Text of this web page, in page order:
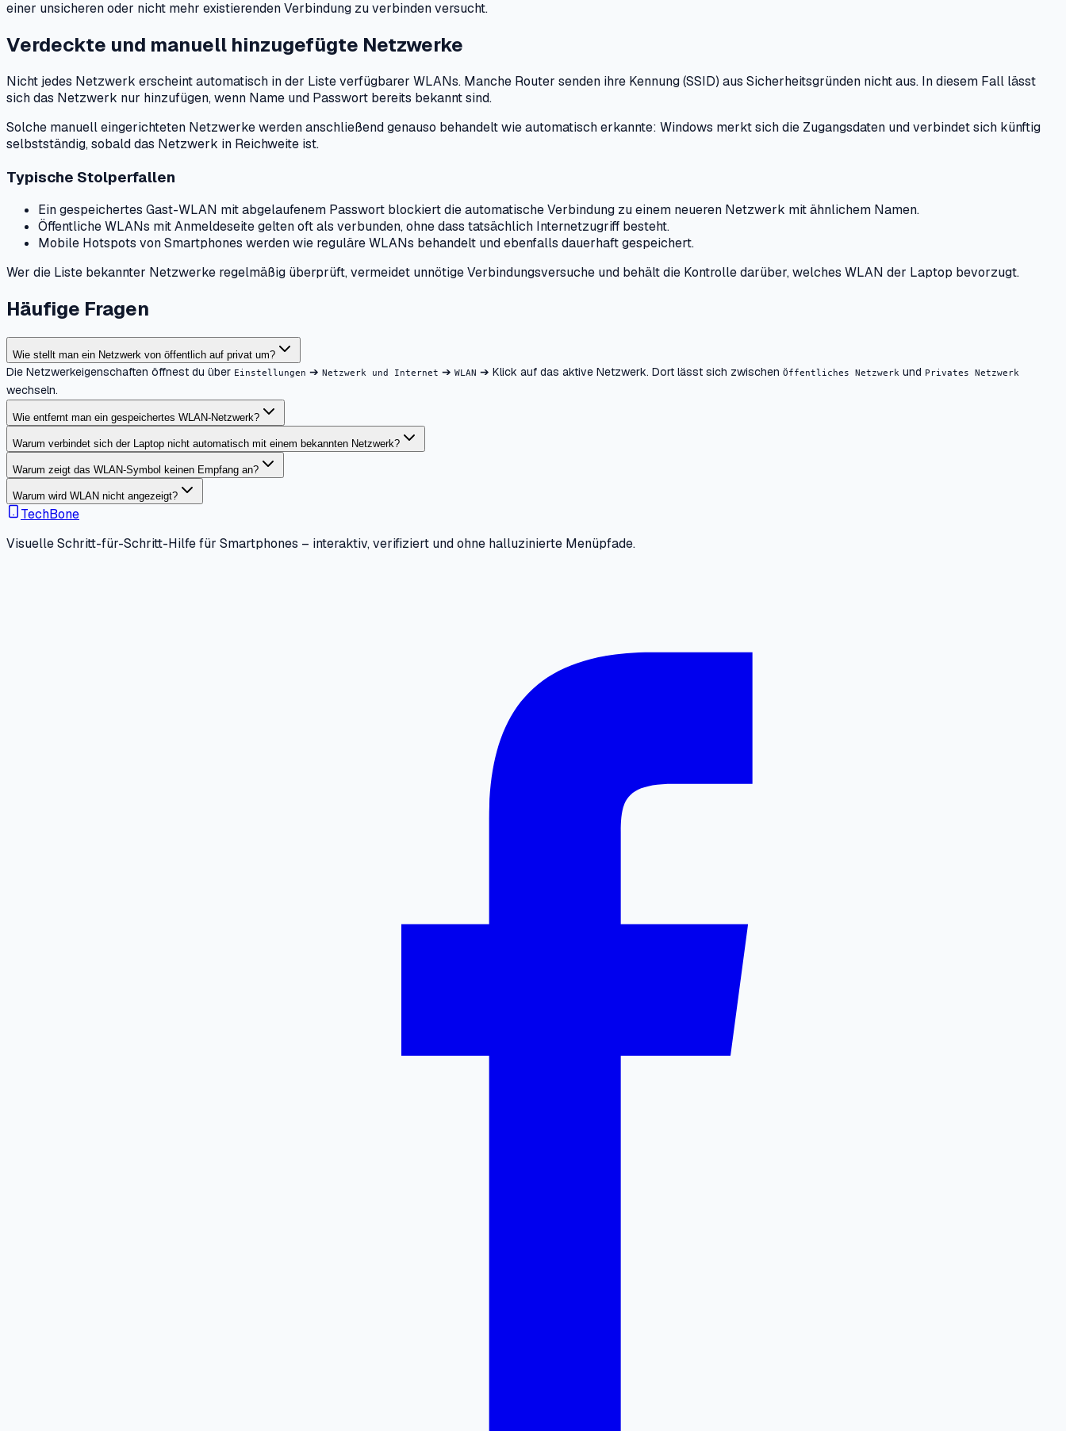
einer unsicheren oder nicht mehr existierenden Verbindung zu verbinden versucht.
Verdeckte und manuell hinzugefügte Netzwerke
Nicht jedes Netzwerk erscheint automatisch in der Liste verfügbarer WLANs. Manche Router senden ihre Kennung (SSID) aus Sicherheitsgründen nicht aus. In diesem Fall lässt
sich das Netzwerk nur hinzufügen, wenn Name und Passwort bereits bekannt sind.
Solche manuell eingerichteten Netzwerke werden anschließend genauso behandelt wie automatisch erkannte: Windows merkt sich die Zugangsdaten und verbindet sich künftig
selbstständig, sobald das Netzwerk in Reichweite ist.
Typische Stolperfallen
Ein gespeichertes Gast-WLAN mit abgelaufenem Passwort blockiert die automatische Verbindung zu einem neueren Netzwerk mit ähnlichem Namen.
Öffentliche WLANs mit Anmeldeseite gelten oft als verbunden, ohne dass tatsächlich Internetzugriff besteht.
Mobile Hotspots von Smartphones werden wie reguläre WLANs behandelt und ebenfalls dauerhaft gespeichert.
Wer die Liste bekannter Netzwerke regelmäßig überprüft, vermeidet unnötige Verbindungsversuche und behält die Kontrolle darüber, welches WLAN der Laptop bevorzugt.
Häufige Fragen
Wie stellt man ein Netzwerk von öffentlich auf privat um?
Die Netzwerkeigenschaften öffnest du über Einstellungen ➔ Netzwerk und Internet ➔ WLAN ➔ Klick auf das aktive Netzwerk. Dort lässt sich zwischen Öffentliches Netzwerk und Privates Netzwerk
wechseln.
Wie entfernt man ein gespeichertes WLAN-Netzwerk?
Warum verbindet sich der Laptop nicht automatisch mit einem bekannten Netzwerk?
Warum zeigt das WLAN-Symbol keinen Empfang an?
Warum wird WLAN nicht angezeigt?
TechBone
Visuelle Schritt-für-Schritt-Hilfe für Smartphones – interaktiv, verifiziert und ohne halluzinierte Menüpfade.